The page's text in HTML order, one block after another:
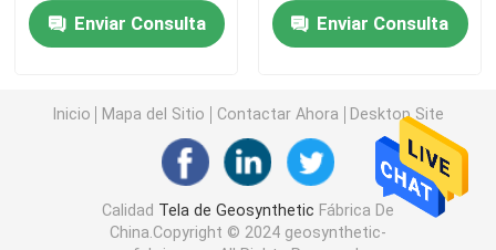
Tablero plástico del drenaje
Geomembrane compuesto
Red compuesta del drenaje
Enviar Consulta
Enviar Consulta
Inicio Mapa del Sitio Contactar Ahora Desktop Site
Calidad Tela de Geosynthetic Fábrica De
China.Copyright © 2024 geosynthetic-